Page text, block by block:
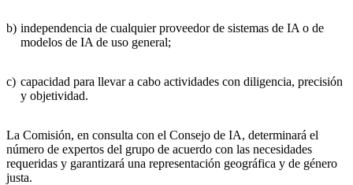
b) independencia de cualquier proveedor de sistemas de IA o de
modelos de IA de uso general;
c) capacidad para llevar a cabo actividades con diligencia, precisión
y objetividad.
La Comisión, en consulta con el Consejo de IA, determinará el
número de expertos del grupo de acuerdo con las necesidades
requeridas y garantizará una representación geográfica y de género
justa.